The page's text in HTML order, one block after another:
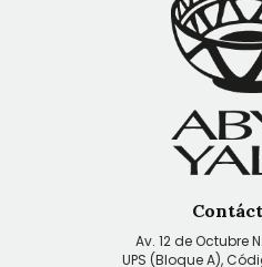
Av. 12 de Octubre
UPS (Bloque A),